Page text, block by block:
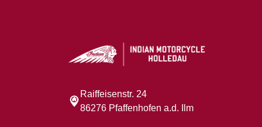
Raiffeisenstr. 24
86276 Pfaffenhofen a.d. Ilm